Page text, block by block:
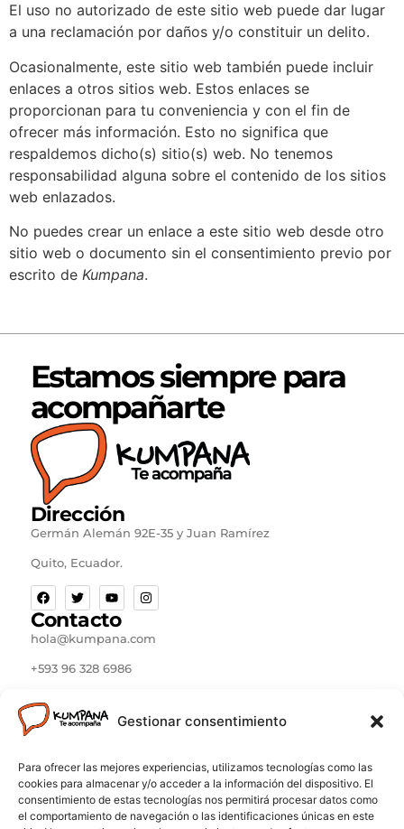
Gestionar consentimiento
Para ofrecer las mejores experiencias, utilizamos tecnologías como las
cookies para almacenar y/o acceder a la información del dispositivo. El
consentimiento de estas tecnologías nos permitirá procesar datos como
el comportamiento de navegación o las identificaciones únicas en este
El uso no autorizado de este sitio web puede dar lugar
a una reclamación por daños y/o constituir un delito.
Ocasionalmente, este sitio web también puede incluir
enlaces a otros sitios web. Estos enlaces se
proporcionan para tu conveniencia y con el fin de
ofrecer más información. Esto no significa que
respaldemos dicho(s) sitio(s) web. No tenemos
responsabilidad alguna sobre el contenido de los sitios
web enlazados.
No puedes crear un enlace a este sitio web desde otro
sitio web o documento sin el consentimiento previo por
escrito de Kumpana.
Estamos siempre para
acompañarte
Dirección
Germán Alemán 92E-35 y Juan Ramírez
Quito, Ecuador.
Contacto
hola@kumpana.com
+593 96 328 6986
Kumpana Ecuador © 2024. Todos los derechos
reservados. Construido por Ricardo Erazo García
Importante:Los servicios disponibles a través de
Kumpana son proporcionados de forma independiente